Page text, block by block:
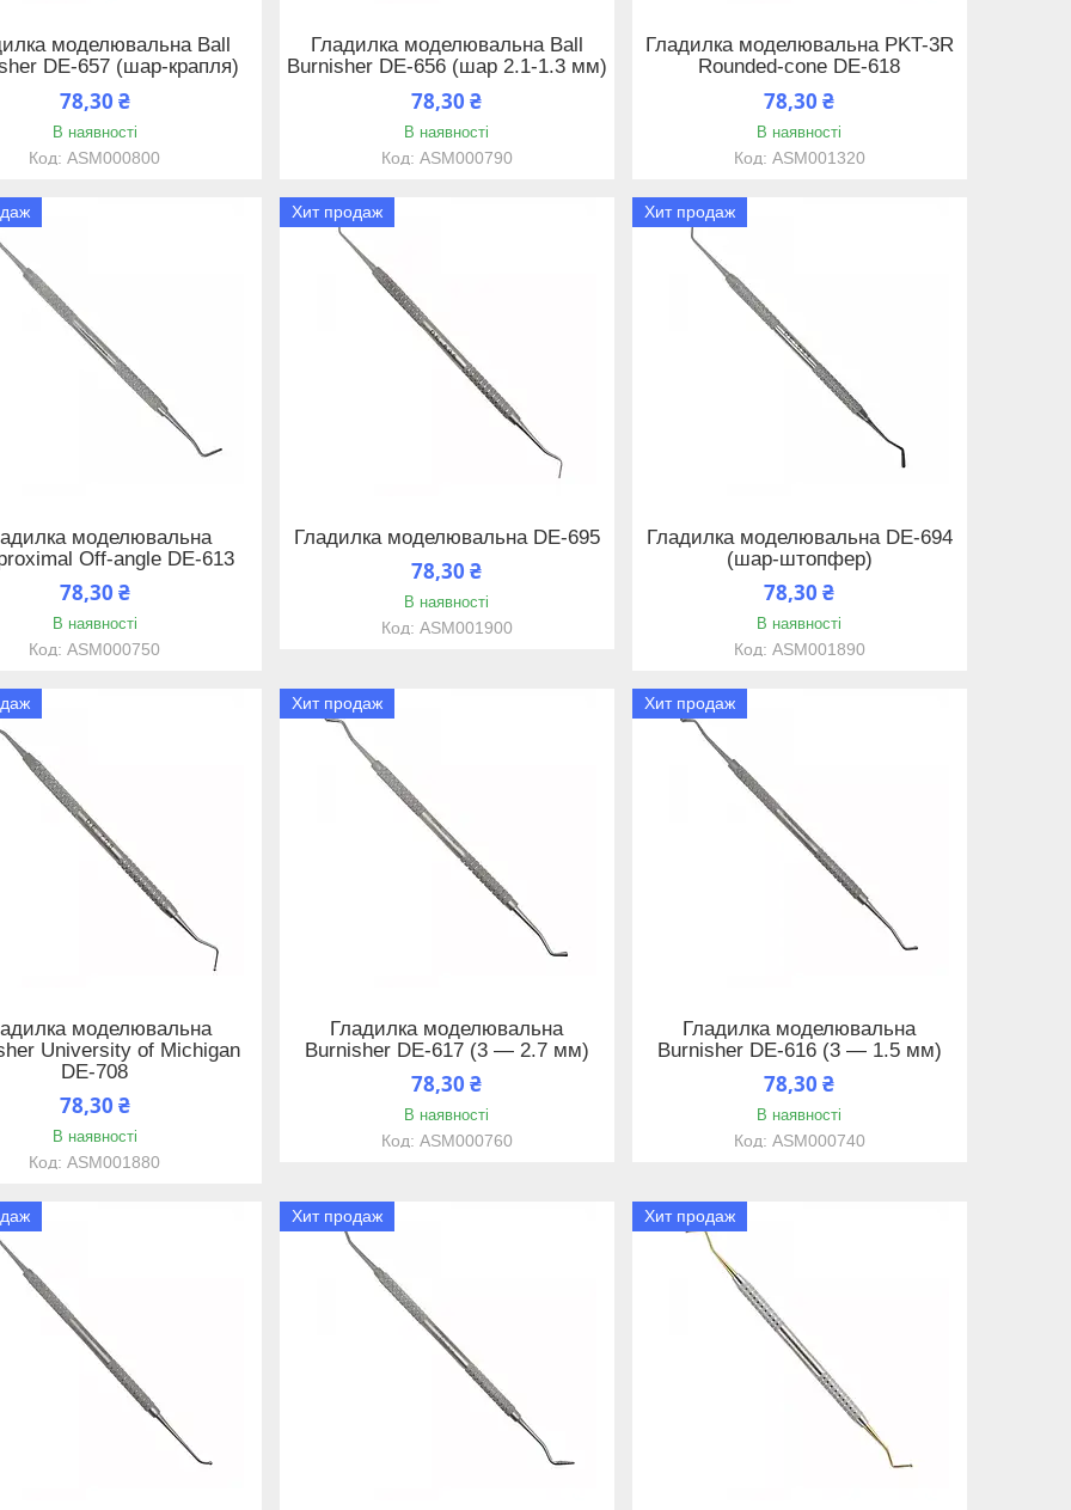
моделювальна Ball
DE-657 (шар-крапля)
78,30 ₴
В наявності
ASM000800
Гладилка моделювальна Ball
Burnisher DE-656 (шар 2.1-1.3 мм)
78,30 ₴
В наявності
ASM000790
Гладилка моделювальна PKT-3R
Rounded-cone DE-618
78,30 ₴
В наявності
ASM001320
моделювальна
Off-angle DE-613
78,30 ₴
В наявності
ASM000750
Хит продаж
Гладилка моделювальна DE-695
78,30 ₴
В наявності
ASM001900
Хит продаж
Гладилка моделювальна DE-694
(шар-штопфер)
78,30 ₴
В наявності
ASM001890
моделювальна
University of Michigan
DE-708
78,30 ₴
В наявності
ASM001880
Хит продаж
Гладилка моделювальна
Burnisher DE-617 (3 — 2.7 мм)
78,30 ₴
В наявності
ASM000760
Хит продаж
Гладилка моделювальна
Burnisher DE-616 (3 — 1.5 мм)
78,30 ₴
В наявності
ASM000740
Хит продаж Хит продаж